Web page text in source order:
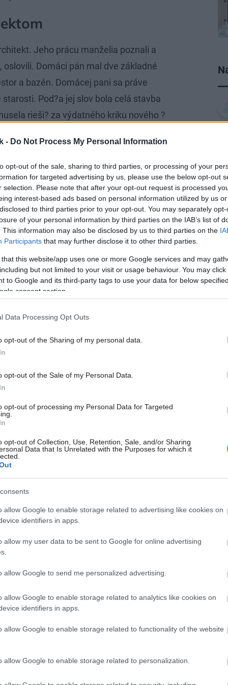
- Do Not Process My Personal Information
opt-out of the sale, sharing to third parties, or processing of your
for targeted advertising by us, please use the below opt-out
selection. Please note that after your opt-out request is processed
interest-based ads based on personal information utilized by us
to third parties prior to your opt-out. You may separately
of your personal information by third parties on the IAB’s list of
This information may also be disclosed by us to third parties on the
Participants that may further disclose it to other third parties.
that this website/app uses one or more Google services and may
but not limited to your visit or usage behaviour. You may
to Google and its third-party tags to use your data for below
consent section.
Data Processing Opt Outs
opt-out of the Sharing of my personal data.
opt-out of the Sale of my Personal Data.
opt-out of processing my Personal Data for Targeted
opt-out of Collection, Use, Retention, Sale, and/or Sharing
Data that Is Unrelated with the Purposes for which it
allow Google to enable storage related to advertising like cookies on
identifiers in apps.
allow my user data to be sent to Google for online advertising
allow Google to send me personalized advertising.
allow Google to enable storage related to analytics like cookies on
identifiers in apps.
allow Google to enable storage related to functionality of the website
allow Google to enable storage related to personalization.
Jeho prácu manželia poznali a
oslovili. Domáci pán mal dve základné
a bazén. Domácej pani sa práve
Pod?a jej slov bola celá stavba
rieši? za výdatného kriku nového ?
aj vnútorné zariadenie a pri
hala. V nej sú zaujímavé ve?ké
zrkadla a plastu s dizajnom kovu, ?o
skrýva úložný priestor a malá
miestom na sušenie bielizne a prechod
obývací priestor je ve?korysý a
Jedna celá stena je presklená s výh?
dverami na dláždenú terasu. Na
Jednoliatos? priestoru umoc?uje
kúta sa za presklenou
Bazén je zasklenou stenou
je kuchy?a, ktorú od jedálne
st?pom a keramická dlažba.
schodiskom. Schodisko vás elegantným
podlažia, kde sú situované spálne a
Nechýba tu ani súkromná kúpe??a.
zariadenie v dome. Obýva?ke
v pastelovej žltej farbe a kozub. Komín
V ?ase našej návštevy sa vonku
jedným polienkom, ktoré výborne
aj galériu. Po oboch stranách kozuba je
Vnútro slúži ako úložný priestor,
hifi vežu a dekora?né prvky.
sú kombináciou masívneho dreva a
pod?a návrhu architekta. Jedálenský
stoli?kami s pochrómovanými nohami.
z dreva. Kuchynská linka je pod?a
mieru. Ten istý majster zhotovil
odtieni a svetlú farbu kože vhodne
Môj dom Špeciál 02/2026